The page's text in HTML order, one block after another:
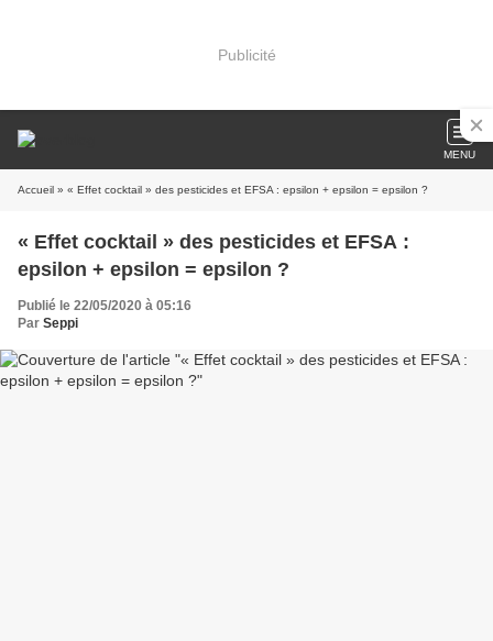
Publicité
MENU
Accueil » « Effet cocktail » des pesticides et EFSA : epsilon + epsilon = epsilon ?
« Effet cocktail » des pesticides et EFSA :
epsilon + epsilon = epsilon ?
Publié le 22/05/2020 à 05:16
Par Seppi